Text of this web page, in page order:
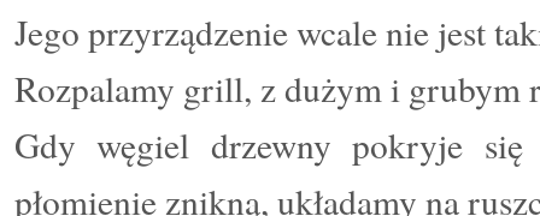
Jego przyrządzenie wcale nie jest
Rozpalamy grill, z dużym i grubym
Gdy węgiel drzewny pokryje
płomienie znikną, układamy na